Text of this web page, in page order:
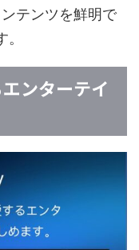
テンツを鮮明で
ンターテイ